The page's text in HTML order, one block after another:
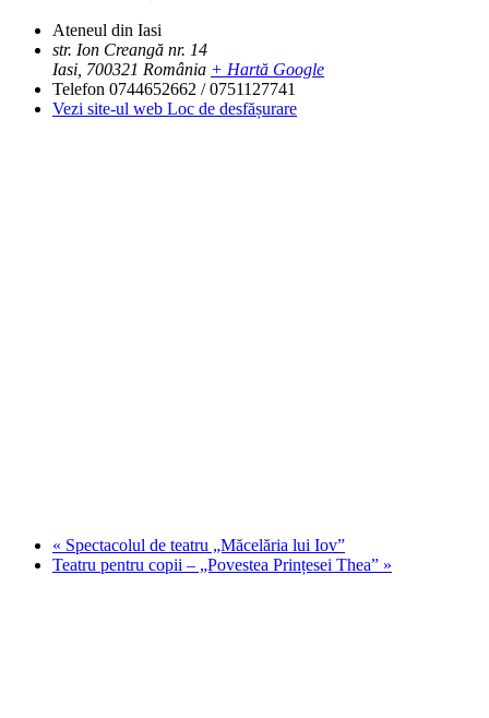
Ateneul din Iasi
str. Ion Creangă nr. 14
Iasi, 700321 România + Hartă Google
Telefon 0744652662 / 0751127741
Vezi site-ul web Loc de desfășurare
« Spectacolul de teatru „Măcelăria lui Iov”
Teatru pentru copii – „Povestea Prințesei Thea” »